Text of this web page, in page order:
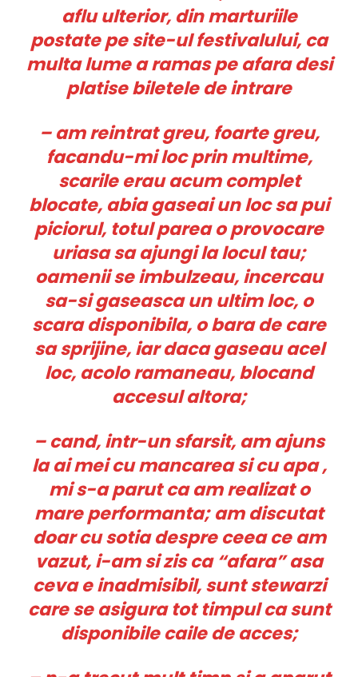
aflu ulterior, din marturiile
postate pe site-ul festivalului, ca
multa lume a ramas pe afara desi
platise biletele de intrare
– am reintrat greu, foarte greu,
facandu-mi loc prin multime,
scarile erau acum complet
blocate, abia gaseai un loc sa pui
piciorul, totul parea o provocare
uriasa sa ajungi la locul tau;
oamenii se imbulzeau, incercau
sa-si gaseasca un ultim loc, o
scara disponibila, o bara de care
sa sprijine, iar daca gaseau acel
loc, acolo ramaneau, blocand
accesul altora;
– cand, intr-un sfarsit, am ajuns
la ai mei cu mancarea si cu apa ,
mi s-a parut ca am realizat o
mare performanta; am discutat
doar cu sotia despre ceea ce am
vazut, i-am si zis ca “afara” asa
ceva e inadmisibil, sunt stewarzi
care se asigura tot timpul ca sunt
disponibile caile de acces;